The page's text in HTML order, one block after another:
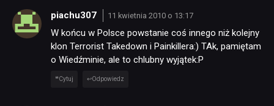
piachu307 11 kwietnia 2010 o 13:17
W końcu w Polsce powstanie coś innego niż kolejny
klon Terrorist Takedown i Painkillera:) TAk, pamiętam
o Wiedźminie, ale to chlubny wyjątek:P
Cytuj Odpowiedz